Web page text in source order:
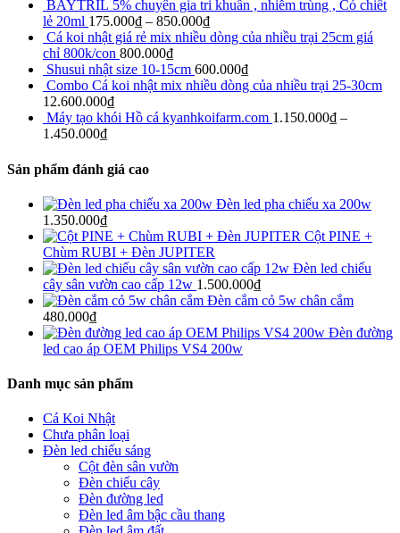
BAYTRIL 5% chuyên gia tri khuẩn , nhiễm trùng , Có chiết
lẻ 20ml 175.000₫ – 850.000₫
Cá koi nhật giá rẻ mix nhiều dòng của nhiều trại 25cm giá
chỉ 800k/con 800.000₫
Shusui nhật size 10-15cm 600.000₫
Combo Cá koi nhật mix nhiều dòng của nhiều trại 25-30cm
12.600.000₫
Máy tạo khói Hồ cá kyanhkoifarm.com 1.150.000₫ –
1.450.000₫
Sản phẩm đánh giá cao
Đèn led pha chiếu xa 200w
1.350.000₫
Cột PINE +
Chùm RUBI + Đèn JUPITER
Đèn led chiếu
cây sân vườn cao cấp 12w 1.500.000₫
Đèn cắm cỏ 5w chân cắm
480.000₫
Đèn đường
led cao áp OEM Philips VS4 200w
Danh mục sản phẩm
Cá Koi Nhật
Chưa phân loại
Đèn led chiếu sáng
Cột đèn sân vườn
Đèn chiếu cây
Đèn đường led
Đèn led âm bậc cầu thang